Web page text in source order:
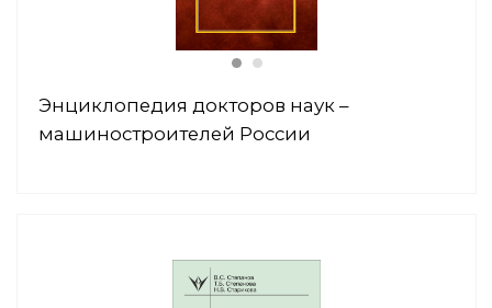
Энциклопедия докторов наук –
машиностроителей России